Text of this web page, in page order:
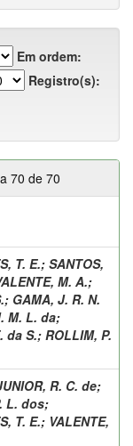
Em ordem:
Registro(s):
70 de 70
T. E.; SANTOS,
M. A.;
; GAMA, J. R. N.
M. L. da;
da S.; ROLLIM, P.
R. C. de;
L. dos;
T. E.; VALENTE,